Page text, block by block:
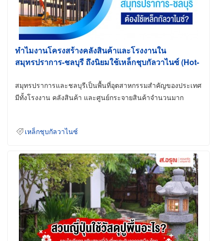
ทำไมงานโครงสร้างคลังสินค้าและโรงงานใน
สมุทรปราการ-ชลบุรี ถึงนิยมใช้เหล็กชุบกัลวาไนซ์ (Hot-
สมุทรปราการและชลบุรีเป็นพื้นที่อุตสาหกรรมสำคัญของประเทศ
มีทั้งโรงงาน คลังสินค้า และศูนย์กระจายสินค้าจำนวนมาก
เหล็กชุบกัลวาไนซ์